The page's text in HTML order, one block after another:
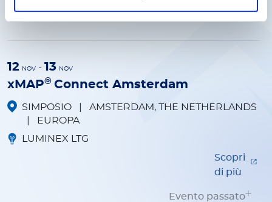
Evento passato
12 NOV - 13 NOV
xMAP® Connect Amsterdam
SIMPOSIO
AMSTERDAM, THE NETHERLANDS
EUROPA
LUMINEX LTG
Scopri
di più
Evento passato